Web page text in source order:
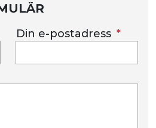
Din e-postadress